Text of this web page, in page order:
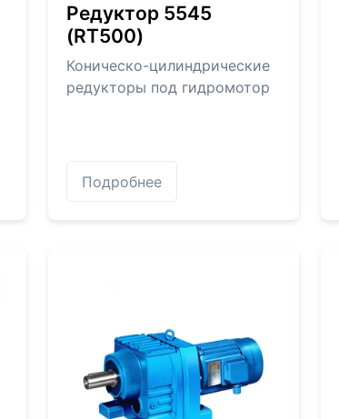
Редуктор 5545
(RT500)
Коническо-цилиндрические
редукторы под гидромотор
Подробнее